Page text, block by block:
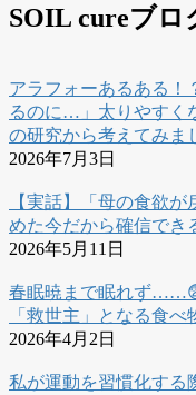
SOIL cureブロ
アラフォーあるある！
るのに…」太りやすく
の研究から考えてみま
2026年7月3日
【実話】「母の食欲
めた今だから確信でき
2026年5月11日
春眠暁まで眠れず
「救世主」となる食べ
2026年4月2日
私が運動を習慣化する